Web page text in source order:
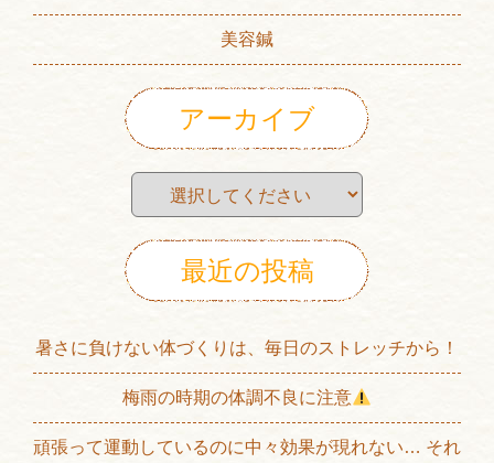
美容鍼
アーカイブ
最近の投稿
暑さに負けない体づくりは、毎日のストレッチから！
梅雨の時期の体調不良に注意
頑張って運動しているのに中々効果が現れない… それ